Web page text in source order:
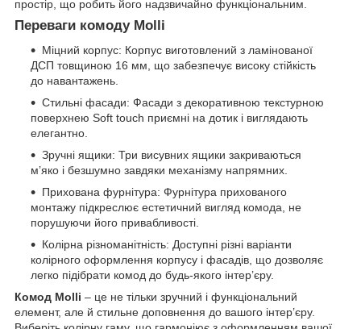
простір, що робить його надзвичайно функціональним.
Переваги комоду Molli
Міцний корпус: Корпус виготовлений з ламінованої
ДСП товщиною 16 мм, що забезпечує високу стійкість
до навантажень.
Стильні фасади: Фасади з декоративною текстурною
поверхнею Soft touch приємні на дотик і виглядають
елегантно.
Зручні ящики: Три висувних ящики закриваються
м’яко і безшумно завдяки механізму напрямних.
Прихована фурнітура: Фурнітура прихованого
монтажу підкреслює естетичний вигляд комода, не
порушуючи його привабливості.
Колірна різноманітність: Доступні різні варіанти
колірного оформлення корпусу і фасадів, що дозволяє
легко підібрати комод до будь-якого інтер’єру.
Комод Molli – це не тільки зручний і функціональний
елемент, але й стильне доповнення до вашого інтер’єру.